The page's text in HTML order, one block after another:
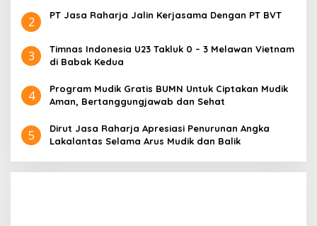
2 PT Jasa Raharja Jalin Kerjasama Dengan PT BVT
3
Timnas Indonesia U23 Takluk 0 – 3 Melawan Vietnam
di Babak Kedua
4
Program Mudik Gratis BUMN Untuk Ciptakan Mudik
Aman, Bertanggungjawab dan Sehat
5
Dirut Jasa Raharja Apresiasi Penurunan Angka
Lakalantas Selama Arus Mudik dan Balik